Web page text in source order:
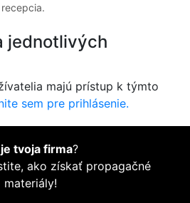
jednotlivých
majú prístup k týmto
sem pre prihlásenie.
tvoja firma?
ako získať propagačné
materiály!